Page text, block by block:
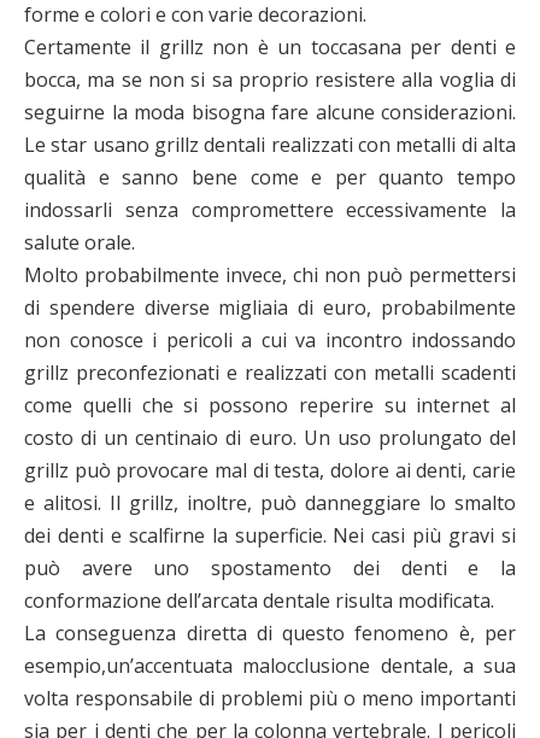
forme e colori e con varie decorazioni.
Certamente il grillz non è un toccasana per denti e
bocca, ma se non si sa proprio resistere alla voglia di
seguirne la moda bisogna fare alcune considerazioni.
Le star usano grillz dentali realizzati con metalli di alta
qualità e sanno bene come e per quanto tempo
indossarli senza compromettere eccessivamente la
salute orale.
Molto probabilmente invece, chi non può permettersi
di spendere diverse migliaia di euro, probabilmente
non conosce i pericoli a cui va incontro indossando
grillz preconfezionati e realizzati con metalli scadenti
come quelli che si possono reperire su internet al
costo di un centinaio di euro. Un uso prolungato del
grillz può provocare mal di testa, dolore ai denti, carie
e alitosi. Il grillz, inoltre, può danneggiare lo smalto
dei denti e scalfirne la superficie. Nei casi più gravi si
può avere uno spostamento dei denti e la
conformazione dell’arcata dentale risulta modificata.
La conseguenza diretta di questo fenomeno è, per
esempio,un’accentuata malocclusione dentale, a sua
volta responsabile di problemi più o meno importanti
sia per i denti che per la colonna vertebrale. I pericoli